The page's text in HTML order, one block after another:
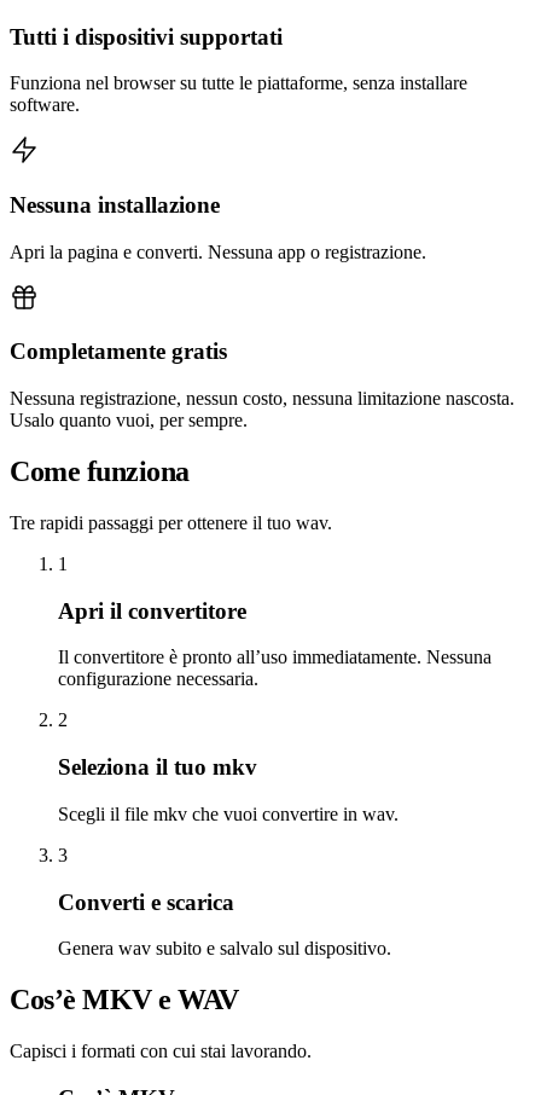
Tutti i dispositivi supportati
Funziona nel browser su tutte le piattaforme, senza installare
software.
Nessuna installazione
Apri la pagina e converti. Nessuna app o registrazione.
Completamente gratis
Nessuna registrazione, nessun costo, nessuna limitazione nascosta.
Usalo quanto vuoi, per sempre.
Come funziona
Tre rapidi passaggi per ottenere il tuo wav.
1
Apri il convertitore
Il convertitore è pronto all’uso immediatamente. Nessuna
configurazione necessaria.
2
Seleziona il tuo mkv
Scegli il file mkv che vuoi convertire in wav.
3
Converti e scarica
Genera wav subito e salvalo sul dispositivo.
Cos’è MKV e WAV
Capisci i formati con cui stai lavorando.